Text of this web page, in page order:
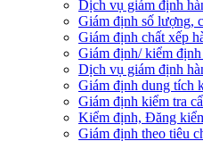
Dịch vụ giám định
Giám định số lượng,
Giám định chất xếp
Giám định/ kiểm
Dịch vụ giám định
Giám định dung tích
Giám định kiểm tra
Kiểm định, Đăng
Giám định theo tiêu